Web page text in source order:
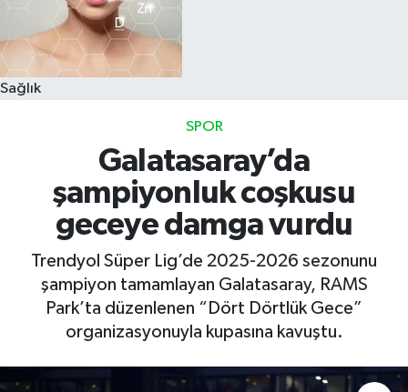
Sağlık
SPOR
Galatasaray’da
şampiyonluk coşkusu
geceye damga vurdu
Trendyol Süper Lig’de 2025-2026 sezonunu
şampiyon tamamlayan Galatasaray, RAMS
Park’ta düzenlenen “Dört Dörtlük Gece”
organizasyonuyla kupasına kavuştu.